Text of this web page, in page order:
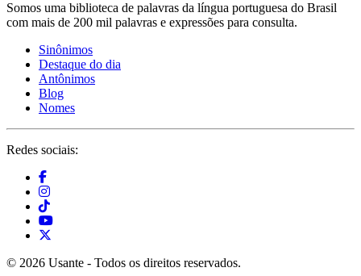
Somos uma biblioteca de palavras da língua portuguesa do Brasil
com mais de 200 mil palavras e expressões para consulta.
Sinônimos
Destaque do dia
Antônimos
Blog
Nomes
Redes sociais:
© 2026 Usante - Todos os direitos reservados.